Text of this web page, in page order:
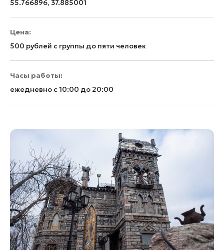
55.766896, 37.885001
Цена:
500 рублей с группы до пяти человек
Часы работы:
ежедневно с 10:00 до 20:00